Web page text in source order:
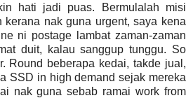
hati jadi puas. Bermulalah misi
kerana nak guna urgent, saya kena
ni postage lambat zaman-zaman
duit, kalau sanggup tunggu. So
Round beberapa kedai, takde jual,
SSD in high demand sejak mereka
nak guna sebab ramai work from